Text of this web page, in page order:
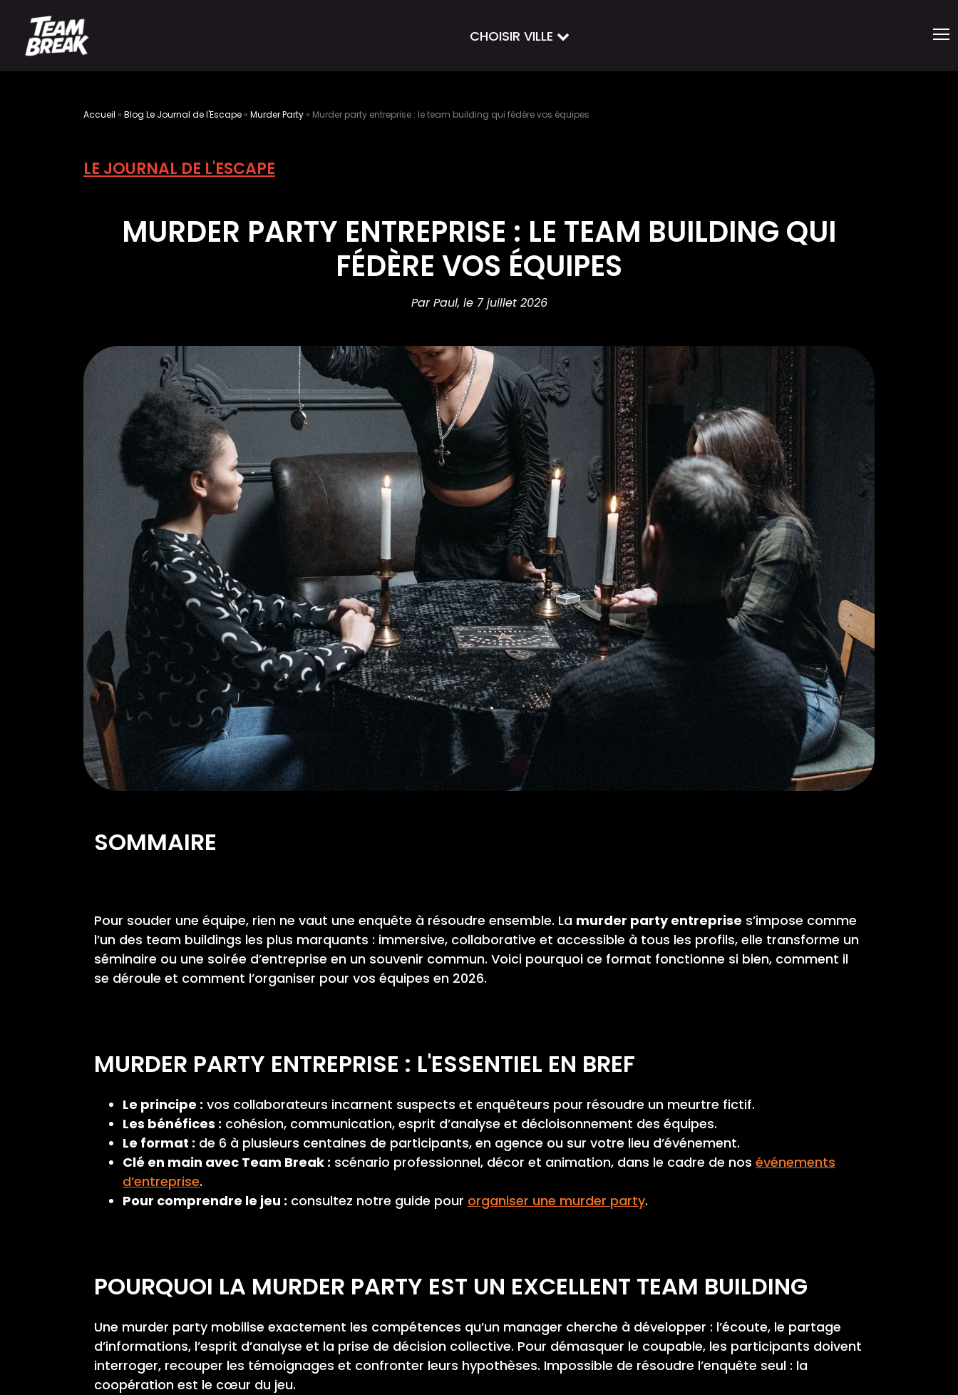
CHOISIR VILLE
Accueil » Blog Le Journal de l'Escape » Murder Party » Murder party entreprise : le team building qui fédère vos équipes
LE JOURNAL DE L'ESCAPE
MURDER PARTY ENTREPRISE : LE TEAM BUILDING QUI
FÉDÈRE VOS ÉQUIPES
Par Paul, le 7 juillet 2026
SOMMAIRE
Pour souder une équipe, rien ne vaut une enquête à résoudre ensemble. La murder party entreprise s’impose comme
l’un des team buildings les plus marquants : immersive, collaborative et accessible à tous les profils, elle transforme un
séminaire ou une soirée d’entreprise en un souvenir commun. Voici pourquoi ce format fonctionne si bien, comment il
se déroule et comment l’organiser pour vos équipes en 2026.
MURDER PARTY ENTREPRISE : L'ESSENTIEL EN BREF
Le principe : vos collaborateurs incarnent suspects et enquêteurs pour résoudre un meurtre fictif.
Les bénéfices : cohésion, communication, esprit d’analyse et décloisonnement des équipes.
Le format : de 6 à plusieurs centaines de participants, en agence ou sur votre lieu d’événement.
Clé en main avec Team Break : scénario professionnel, décor et animation, dans le cadre de nos événements
d’entreprise.
Pour comprendre le jeu : consultez notre guide pour organiser une murder party.
POURQUOI LA MURDER PARTY EST UN EXCELLENT TEAM BUILDING
Une murder party mobilise exactement les compétences qu’un manager cherche à développer : l’écoute, le partage
d’informations, l’esprit d’analyse et la prise de décision collective. Pour démasquer le coupable, les participants doivent
interroger, recouper les témoignages et confronter leurs hypothèses. Impossible de résoudre l’enquête seul : la
coopération est le cœur du jeu.